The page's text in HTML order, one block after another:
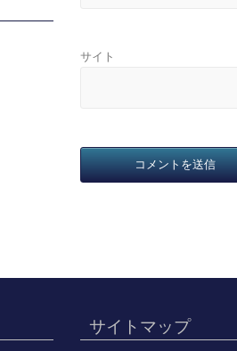
サイト
サイトマップ